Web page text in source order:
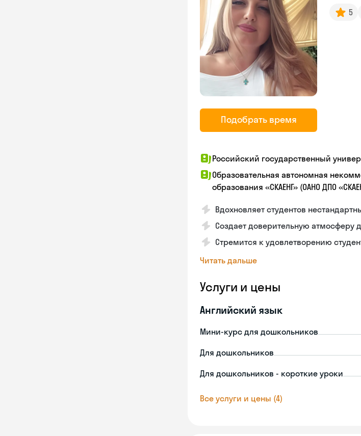
Подобрать время
5
Российский государственный
Образовательная автономная
образования «СКАЕНГ» (ОАНО ДПО
Вдохновляет студентов
Создает доверительную атмосферу
Стремится к удовлетворению
Читать дальше
Услуги и цены
Английский язык
Мини-курс для дошкольников
Для дошкольников
Для дошкольников - короткие уроки
Все услуги и цены (4)